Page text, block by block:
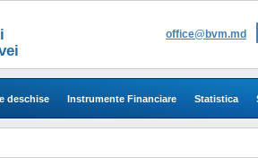
office@bvm.md
deschise Instrumente Financiare Statistica